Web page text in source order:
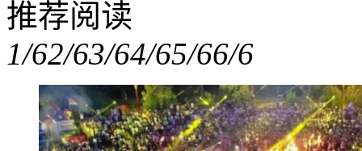
推荐阅读
1/62/63/64/65/66/6